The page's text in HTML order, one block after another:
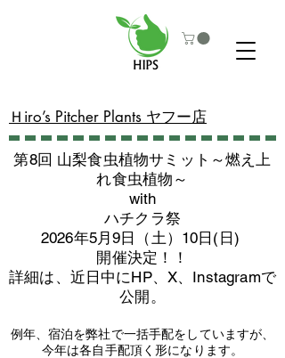
​Ｈiro’s Pitcher Plants ヤフー店
第8回 山梨食虫植物サミット～燃え上
れ食虫植物～
with
​ハチクラ祭
2026年5月9日（土）10日(日)
​開催決定！！
詳細は、近日中にHP、X、Instagramで
公開。
例年、宿泊を弊社で一括手配をしていますが、
今年は各自手配頂く形になります。